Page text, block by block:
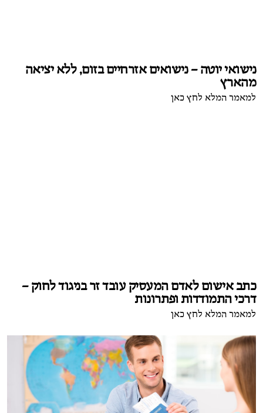
נישואי יוטה – נישואים אזרחיים בזום, ללא יציאה
מהארץ
למאמר המלא לחץ כאן
כתב אישום לאדם המעסיק עובד זר בניגוד לחוק –
דרכי התמודדות ופתרונות
למאמר המלא לחץ כאן